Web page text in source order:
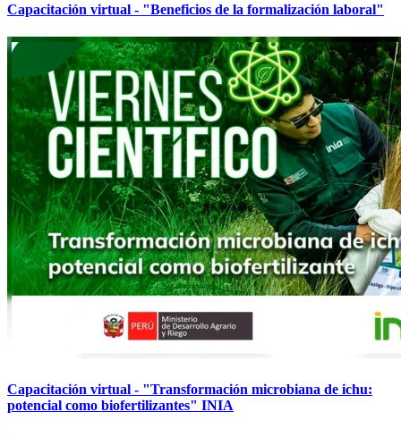
Capacitación virtual - "Beneficios de la formalización laboral"
Capacitación virtual - "Transformación microbiana de ichu:
potencial como biofertilizantes" INIA